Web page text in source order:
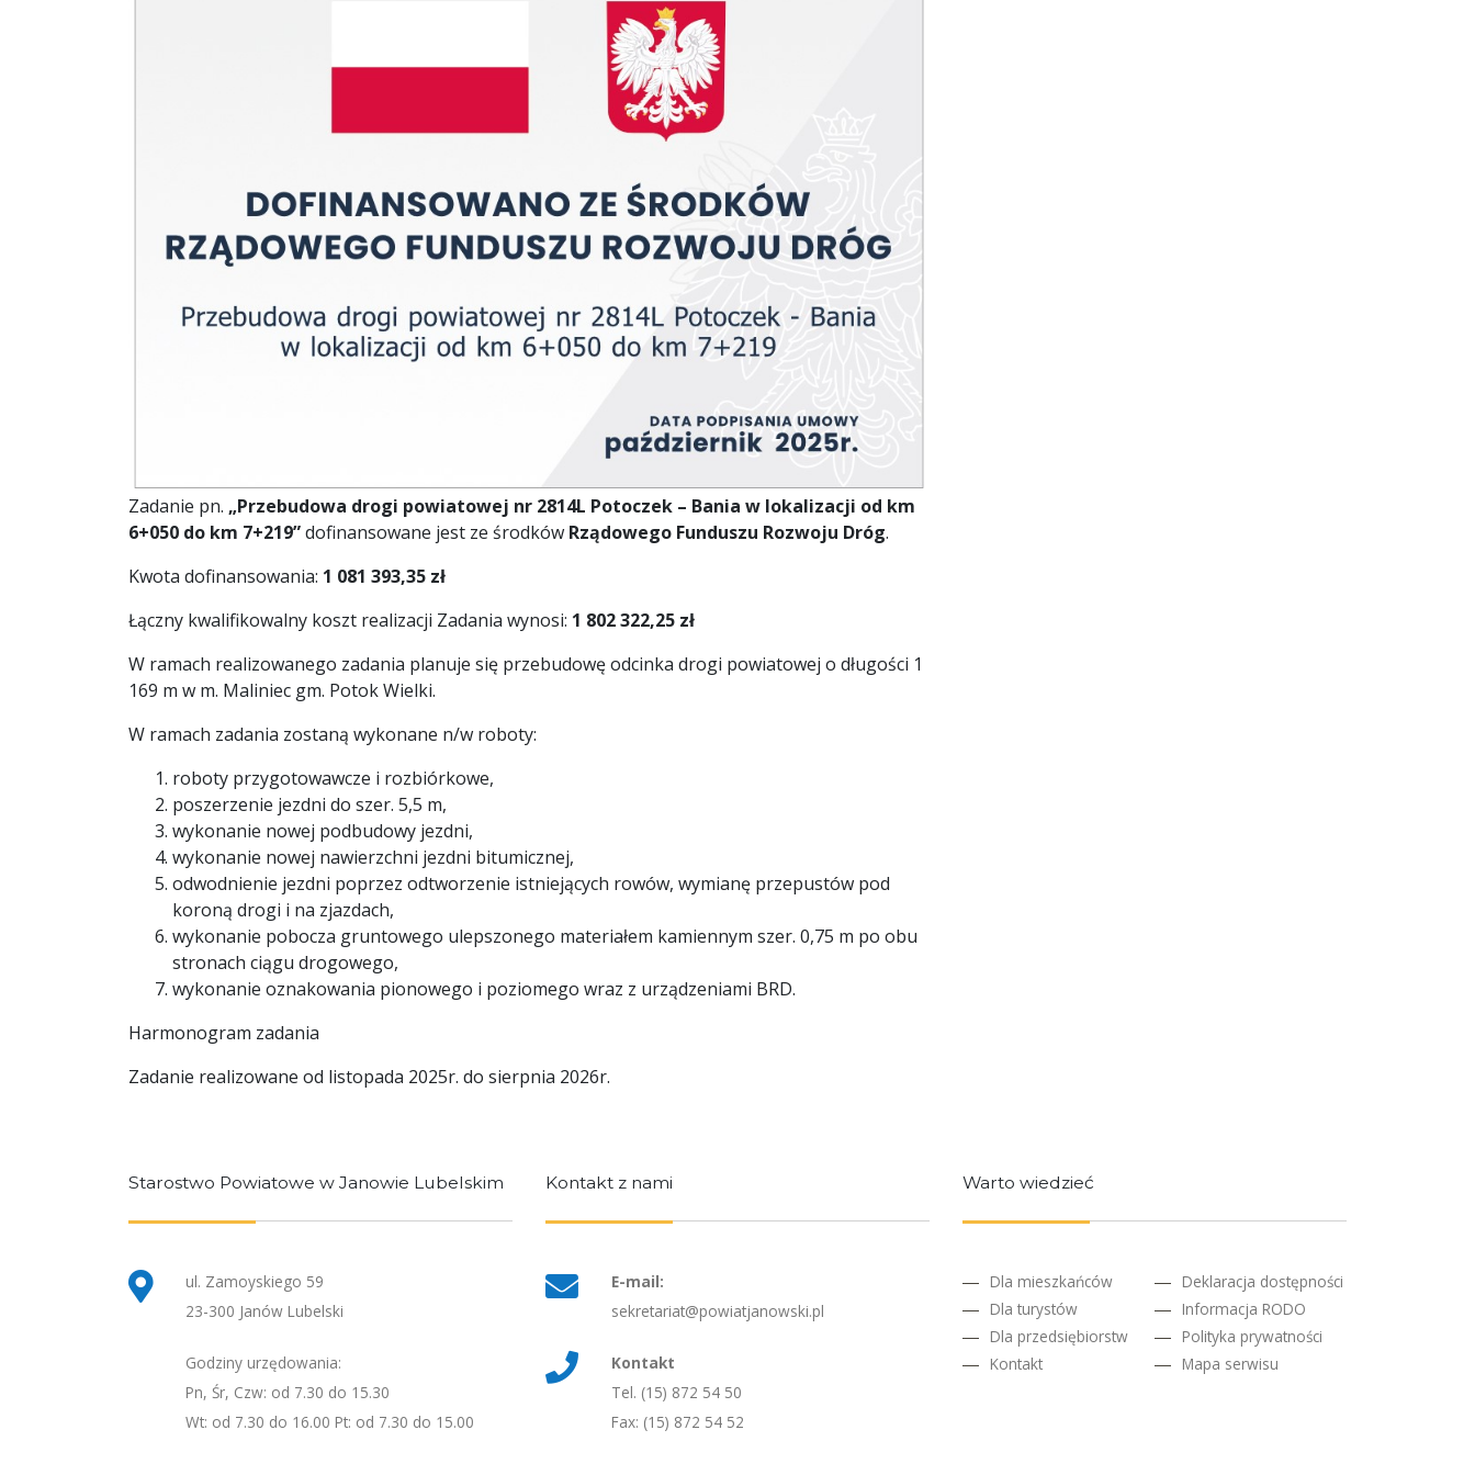
Zadanie pn. „Przebudowa drogi powiatowej nr 2814L Potoczek – Bania w lokalizacji od km
6+050 do km 7+219”dofinansowane jest ze środków Rządowego Funduszu Rozwoju Dróg.
Kwota dofinansowania: 1 081 393,35 zł
Łączny kwalifikowalny koszt realizacji Zadania wynosi: 1 802 322,25 zł
W ramach realizowanego zadania planuje się przebudowę odcinka drogi powiatowej o długości 1
169 m w m. Maliniec gm. Potok Wielki.
W ramach zadania zostaną wykonane n/w roboty:
roboty przygotowawcze i rozbiórkowe,
poszerzenie jezdni do szer. 5,5 m,
wykonanie nowej podbudowy jezdni,
wykonanie nowej nawierzchni jezdni bitumicznej,
odwodnienie jezdni poprzez odtworzenie istniejących rowów, wymianę przepustów pod
koroną drogi i na zjazdach,
wykonanie pobocza gruntowego ulepszonego materiałem kamiennym szer. 0,75 m po obu
stronach ciągu drogowego,
wykonanie oznakowania pionowego i poziomego wraz z urządzeniami BRD.
Harmonogram zadania
Zadanie realizowane od listopada 2025r. do sierpnia 2026r.
Starostwo Powiatowe w Janowie Lubelskim
ul. Zamoyskiego 59
23-300 Janów Lubelski
Godziny urzędowania:
Pn, Śr, Czw: od 7.30 do 15.30
Wt: od 7.30 do 16.00 Pt: od 7.30 do 15.00
Kontakt z nami
E-mail:
sekretariat@powiatjanowski.pl
Kontakt
Tel. (15) 872 54 50
Fax: (15) 872 54 52
Warto wiedzieć
Dla mieszkańców
Deklaracja dostępności
Dla turystów
Informacja RODO
Dla przedsiębiorstw
Polityka prywatności
Kontakt
Mapa serwisu